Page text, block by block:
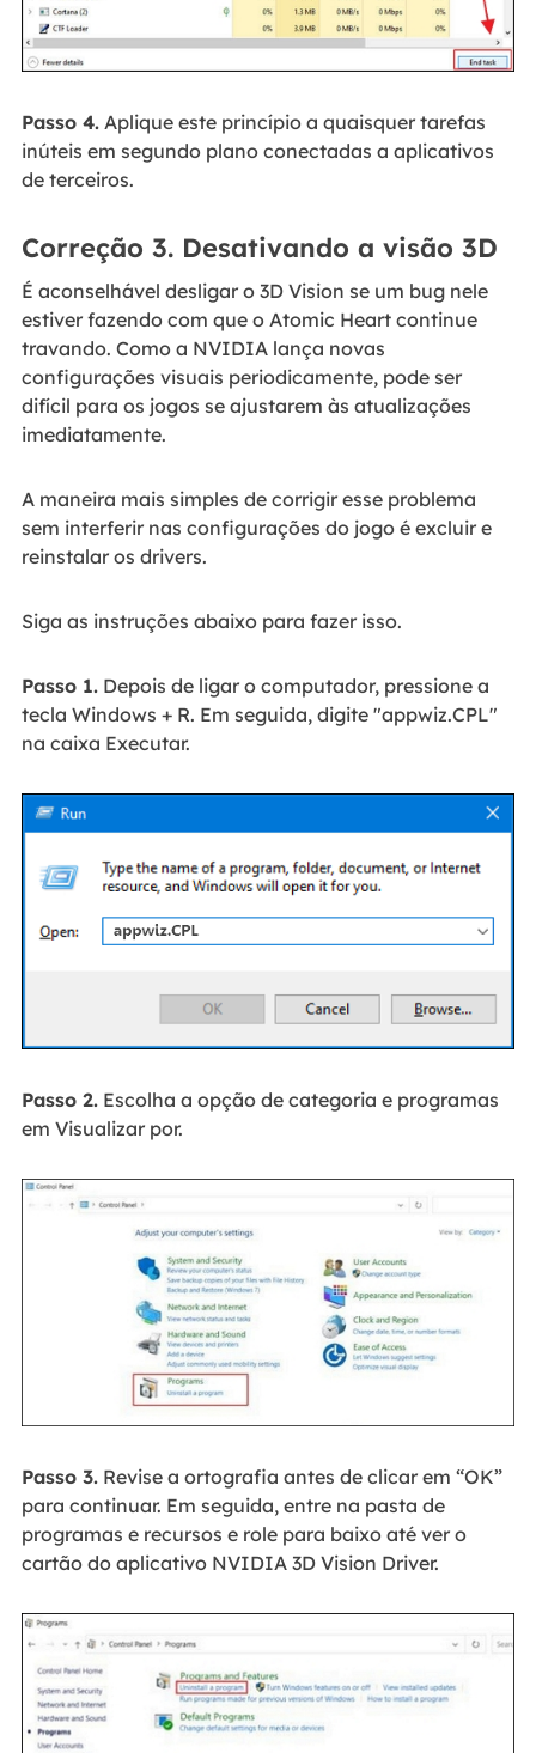
Passo 4.Aplique este princípio a quaisquer tarefas
inúteis em segundo plano conectadas a aplicativos
de terceiros.
Correção 3. Desativando a visão 3D
É aconselhável desligar o 3D Vision se um bug nele
estiver fazendo com que o Atomic Heart continue
travando. Como a NVIDIA lança novas
configurações visuais periodicamente, pode ser
difícil para os jogos se ajustarem às atualizações
imediatamente.
A maneira mais simples de corrigir esse problema
sem interferir nas configurações do jogo é excluir e
reinstalar os drivers.
Siga as instruções abaixo para fazer isso.
Passo 1.Depois de ligar o computador, pressione a
tecla Windows + R. Em seguida, digite "appwiz.CPL"
na caixa Executar.
Passo 2.Escolha a opção de categoria e programas
em Visualizar por.
Passo 3.Revise a ortografia antes de clicar em “OK”
para continuar. Em seguida, entre na pasta de
programas e recursos e role para baixo até ver o
cartão do aplicativo NVIDIA 3D Vision Driver.